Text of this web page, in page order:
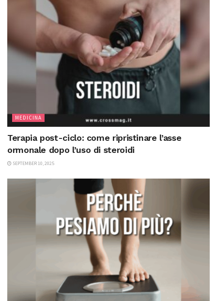
MEDICINA
Terapia post-ciclo: come ripristinare l’asse
ormonale dopo l’uso di steroidi
SEPTEMBER 10, 2025